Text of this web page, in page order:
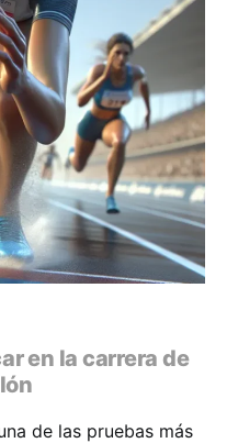
en la carrera de
de las pruebas más